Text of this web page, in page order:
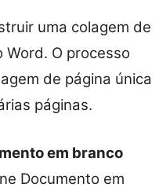
uma colagem de
O processo
de página única
páginas.
em branco
Documento em